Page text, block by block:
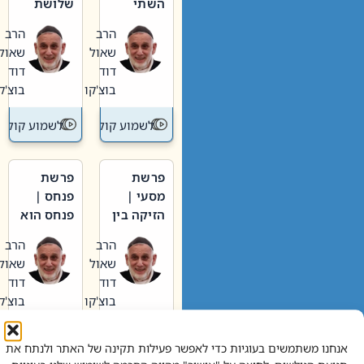
אנחנו משתמשים בעוגיות כדי לאפשר פעילות תקינה של האתר ולנתח את
וערב של
חיינו
הרב
שאול
דוד
בוצ'קו
לשמוע קול תורה – מדרש
האבות
הרב
שאול
דוד
בוצ'קו
לשמוע קול
פרשת
מסעי |
הזיקה בין
הגדול לעם הרב
שאול
דוד
בוצ'קו
לשמוע קול תורה – מדרש
פרשת
פנחס |
פנחס הוא
אליהו: בין
קנאות
הורסת
לקנאות
בונה
הרב
שאול
דוד
בוצ'קו
לשמוע קול